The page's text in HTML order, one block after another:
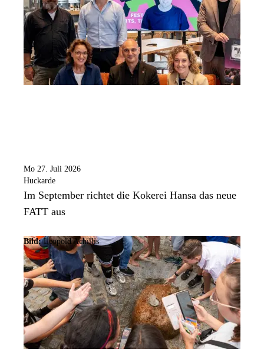
Mo 27. Juli 2026
Huckarde
Im September richtet die Kokerei Hansa das neue
FATT aus
Bild: Leopold Achillis